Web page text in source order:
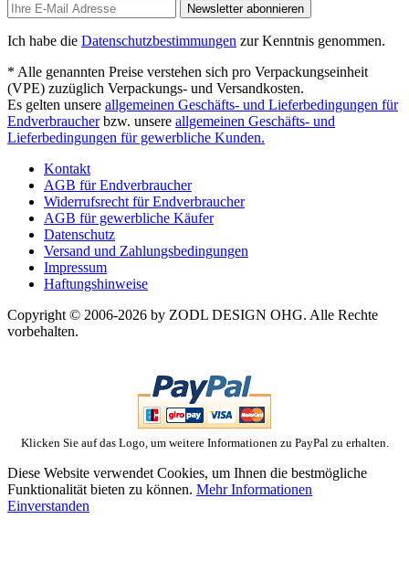
Newsletter abonnieren
Ich habe die Datenschutzbestimmungen zur Kenntnis genommen.
* Alle genannten Preise verstehen sich pro Verpackungseinheit
(VPE) zuzüglich Verpackungs- und Versandkosten.
Es gelten unsere allgemeinen Geschäfts- und Lieferbedingungen für
Endverbraucherbzw. unsere allgemeinen Geschäfts- und
Lieferbedingungen für gewerbliche Kunden.
Kontakt
AGB für Endverbraucher
Widerrufsrecht für Endverbraucher
AGB für gewerbliche Käufer
Datenschutz
Versand und Zahlungsbedingungen
Impressum
Haftungshinweise
Copyright © 2006-2026 by ZODL DESIGN OHG. Alle Rechte
vorbehalten.
Klicken Sie auf das Logo, um weitere Informationen zu PayPal zu erhalten.
Diese Website verwendet Cookies, um Ihnen die bestmögliche
Funktionalität bieten zu können. Mehr Informationen
Einverstanden